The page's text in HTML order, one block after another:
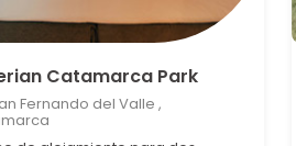
Catamarca Park
Fernando del Valle ,